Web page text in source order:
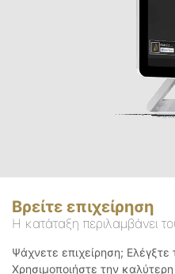
Βρείτε επιχείρηση
Η κατάταξη περιλαμβάνει
Ψάχνετε επιχείρηση;
Χρησιμοποιήστε την